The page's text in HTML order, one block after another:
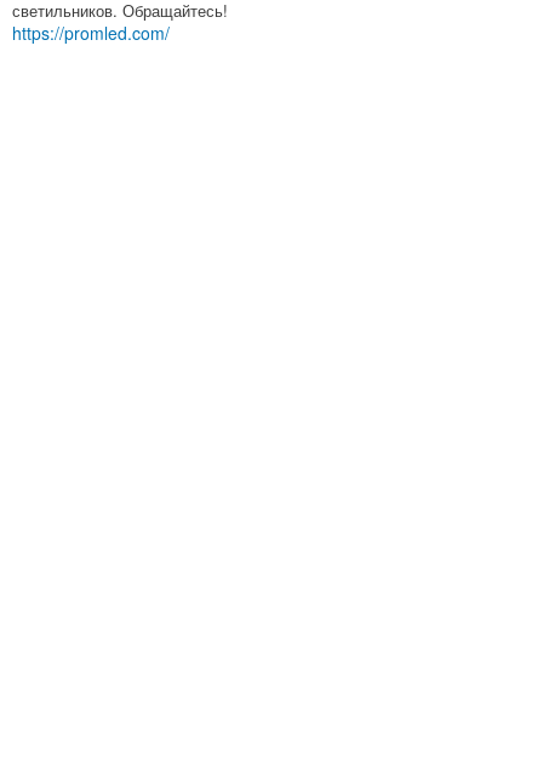
светильников. Обращайтесь!
https://promled.com/